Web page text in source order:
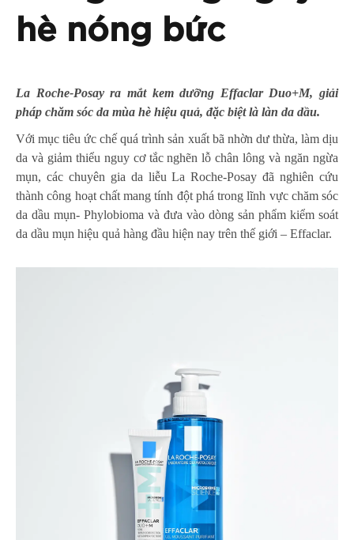
hè nóng bức
La Roche-Posay ra mắt kem dưỡng Effaclar Duo+M, giải
pháp chăm sóc da mùa hè hiệu quả, đặc biệt là làn da dầu.
Với mục tiêu ức chế quá trình sản xuất bã nhờn dư thừa, làm dịu
da và giảm thiểu nguy cơ tắc nghẽn lỗ chân lông và ngăn ngừa
mụn, các chuyên gia da liễu La Roche-Posay đã nghiên cứu
thành công hoạt chất mang tính đột phá trong lĩnh vực chăm sóc
da dầu mụn- Phylobioma và đưa vào dòng sản phẩm kiểm soát
da dầu mụn hiệu quả hàng đầu hiện nay trên thế giới – Effaclar.